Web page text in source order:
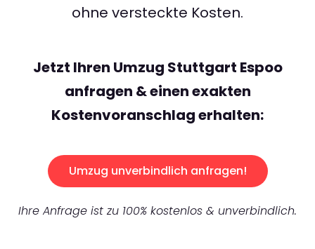
ohne versteckte Kosten.
Jetzt Ihren Umzug Stuttgart Espoo
anfragen & einen exakten
Kostenvoranschlag erhalten:
Umzug unverbindlich anfragen!
Ihre Anfrage ist zu 100% kostenlos & unverbindlich.